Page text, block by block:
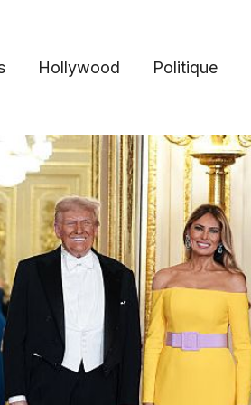
Hollywood Politique